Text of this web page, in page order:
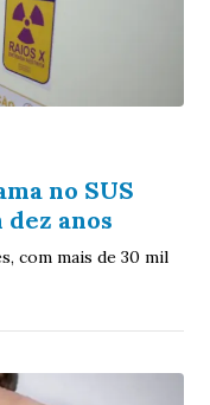
no SUS
dez anos
com mais de 30 mil